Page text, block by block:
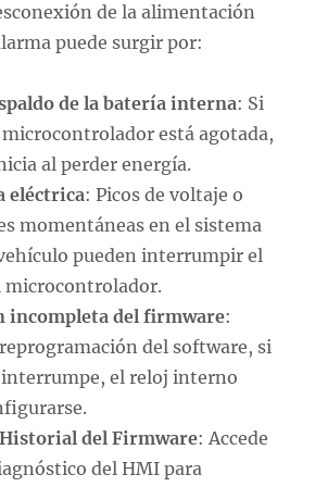
de la alimentación
puede surgir por:
de la batería interna: Si
está agotada,
al perder energía.
eléctrica: Picos de voltaje o
momentáneas en el sistema
pueden interrumpir el
incompleta del firmware:
del software, si
interrumpe, el reloj interno
del Firmware: Accede
del HMI para